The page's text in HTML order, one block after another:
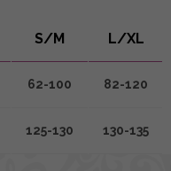
S/M L/XL
62-100 82-120
125-130 130-135